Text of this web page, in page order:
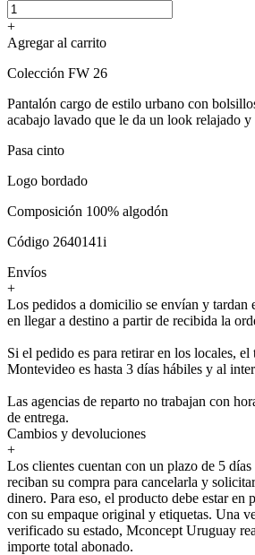
+
Agregar al carrito
Colección FW 26
Pantalón cargo de estilo urbano con
acabajo lavado que le da un look relajado y
Pasa cinto
Logo bordado
Composición 100% algodón
Código 2640141i
Envíos
+
Los pedidos a domicilio se envían y tardan
en llegar a destino a partir de recibida la
Si el pedido es para retirar en los locales, el
Montevideo es hasta 3 días hábiles y al
Las agencias de reparto no trabajan con
de entrega.
Cambios y devoluciones
+
Los clientes cuentan con un plazo de 5 días
reciban su compra para cancelarla y
dinero. Para eso, el producto debe estar en
con su empaque original y etiquetas. Una
verificado su estado, Mconcept Uruguay
importe total abonado.